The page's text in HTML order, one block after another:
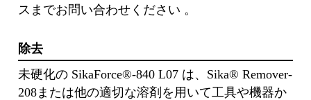
スまでお問い合わせください 。
除去
未硬化の SikaForce®-840 L07 は、Sika® Remover-
208または他の適切な溶剤を⽤いて⼯具や機器か